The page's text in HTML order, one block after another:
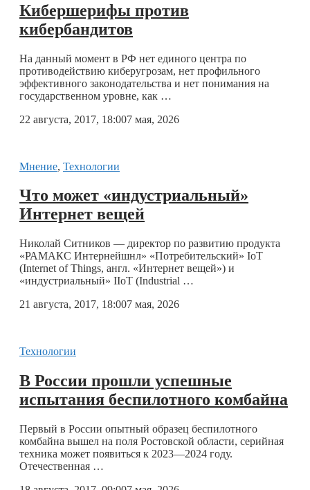
Кибершерифы против
кибербандитов
На данный момент в РФ нет единого центра по
противодействию киберугрозам, нет профильного
эффективного законодательства и нет понимания на
государственном уровне, как …
22 августа, 2017, 18:007 мая, 2026
Мнение, Технологии
Что может «индустриальный»
Интернет вещей
Николай Ситников — директор по развитию продукта
«РАМАКС Интернейшнл» «Потребительский» IoT
(Internet of Things, англ. «Интернет вещей») и
«индустриальный» IIoT (Industrial …
21 августа, 2017, 18:007 мая, 2026
Технологии
В России прошли успешные
испытания беспилотного комбайна
Первый в России опытный образец беспилотного
комбайна вышел на поля Ростовской области, серийная
техника может появиться к 2023—2024 году.
Отечественная …